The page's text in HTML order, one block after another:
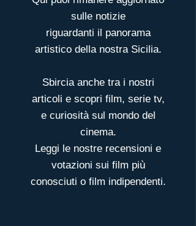
sulle notizie
riguardanti il panorama
artistico della nostra Sicilia.
Sbircia anche tra i nostri
articoli e scopri film, serie tv,
e curiosità sul mondo del
cinema.
Leggi le nostre recensioni e
votazioni sui film più
conosciuti o film indipendenti.